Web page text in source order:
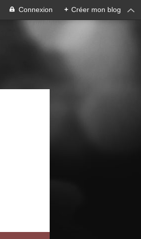
Connexion + Créer mon blog